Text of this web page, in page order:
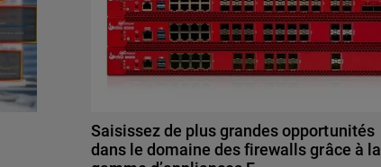
Saisissez de plus grandes opportunités
dans le domaine des firewalls grâce à la